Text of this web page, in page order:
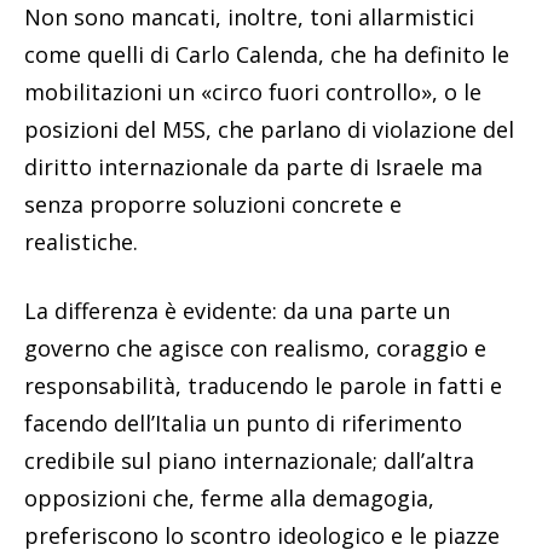
Non sono mancati, inoltre, toni allarmistici
come quelli di Carlo Calenda, che ha definito le
mobilitazioni un «circo fuori controllo», o le
posizioni del M5S, che parlano di violazione del
diritto internazionale da parte di Israele ma
senza proporre soluzioni concrete e
realistiche.
La differenza è evidente: da una parte un
governo che agisce con realismo, coraggio e
responsabilità, traducendo le parole in fatti e
facendo dell’Italia un punto di riferimento
credibile sul piano internazionale; dall’altra
opposizioni che, ferme alla demagogia,
preferiscono lo scontro ideologico e le piazze